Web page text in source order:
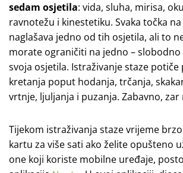
sedam osjetila: vida, sluha, mirisa,
ravnotežu i kinestetiku. Svaka točka
naglašava jedno od tih osjetila, ali to
morate ograničiti na jedno –
svoja osjetila. Istraživanje staze
kretanja poput hodanja, trčanja,
vrtnje, ljuljanja i puzanja. Zabavno, zar
Tijekom istraživanja staze vrijeme
kartu za više sati ako želite opušteno
one koji koriste mobilne uređaje,